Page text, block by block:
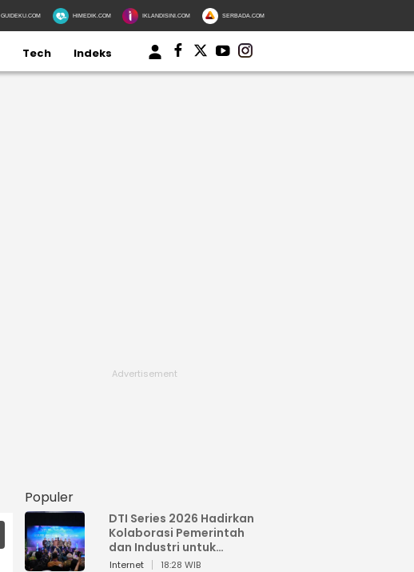
GUIDEKU.COM HIMEDIK.COM IKLANDISINI.COM SERBADA.COM
Tech Indeks
Populer
DTI Series 2026 Hadirkan
Kolaborasi Pemerintah
dan Industri untuk
Percepatan
Internet 18:28 WIB